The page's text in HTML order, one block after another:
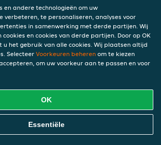
en andere technologieën om uw
verbeteren, te personaliseren, analyses voor
in samenwerking met derde partijen. Wij
cookies en cookies van derde partijen. Door op OK
het gebruik van alle cookies. Wij plaatsen altijd
Selecteer Voorkeuren beheren om te kiezen
om uw voorkeur aan te passen en voor
OK
Essentiële